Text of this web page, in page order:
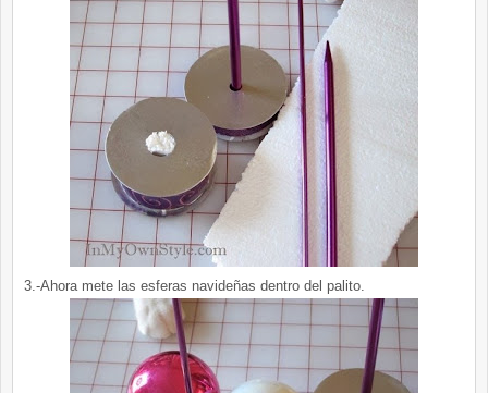
3.-Ahora mete las esferas navideñas dentro del palito.